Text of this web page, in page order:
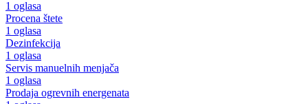
1 oglasa
Procena štete
1 oglasa
Dezinfekcija
1 oglasa
Servis manuelnih menjača
1 oglasa
Prodaja ogrevnih energenata